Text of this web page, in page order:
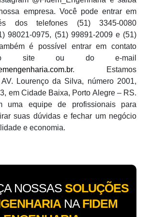
empresa. Você pode entrar em
dos telefones (51) 3345-0080
98021-0975, (51) 99891-2009 e (51)
é possível entrar em contato
site ou do e-mail
. Estamos
Lourenço da Silva, número 2001,
em Cidade Baixa, Porto Alegre – RS.
uma equipe de profissionais para
suas dúvidas e fechar um negócio
e economia.
NOSSAS SOLUÇÕES
NA FIDEM